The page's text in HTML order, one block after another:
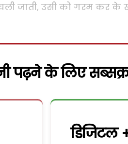
जाती, उसी को गरम कर
पढ़ने के लिए
डिजिटल